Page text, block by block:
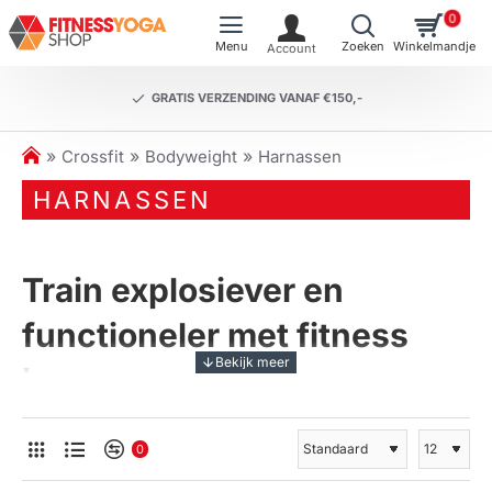
GRATIS VERZENDING VANAF €150,-
0
h
o
m
Crossfit Bodyweight Harnassen
HARNASSEN
Train explosiever en
functioneler met fitness
harnassen
Verhoog de intensiteit van je
training met een body harnas
0